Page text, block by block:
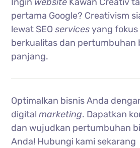
pertama Google? Creativism
lewat SEOservicesyang fokus
berkualitas dan pertumbuhan
panjang.
Optimalkan bisnis Anda
digitalmarketing. Dapatkan
dan wujudkan pertumbuhan
Anda! Hubungi kami sekarang